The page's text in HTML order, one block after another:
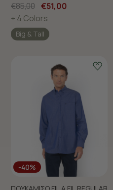
€85,00 €51,00
+ 4 Colors
Big & Tall
-40%